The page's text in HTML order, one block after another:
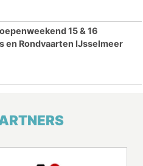
15 & 16
en Rondvaarten IJsselmeer